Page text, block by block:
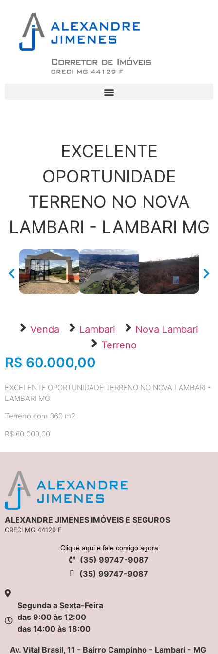
EXCELENTE
OPORTUNIDADE
TERRENO NO NOVA
LAMBARI - LAMBARI MG
Venda Lambari
Nova Lambari
Terreno
R$ 60.000,00
EXCELENTE OPORTUNIDADE TERRENO NO NOVA LAMBARI -
LAMBARI MG
Terreno com 360 m2
R$ 60.000,00
ALEXANDRE JIMENES IMÓVEIS E SEGUROS
CRECI MG 44129 F
Clique aqui e fale comigo agora
(35) 99747-9087
(35) 99747-9087
Segunda a Sexta-Feira
das 9:00 às 12:00
das 14:00 às 18:00
Av. Vital Brasil, 11 - Bairro Campinho - Lambari - MG